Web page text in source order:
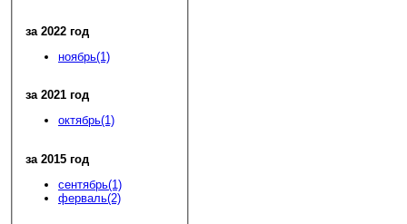
за 2022 год
ноябрь(1)
за 2021 год
октябрь(1)
за 2015 год
сентябрь(1)
ферваль(2)